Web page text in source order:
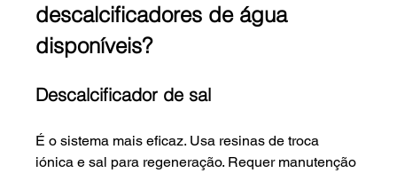
descalcificadores de água
disponíveis?
Descalcificador de sal
É o sistema mais eficaz. Usa resinas de troca
iónica e sal para regeneração. Requer manutenção